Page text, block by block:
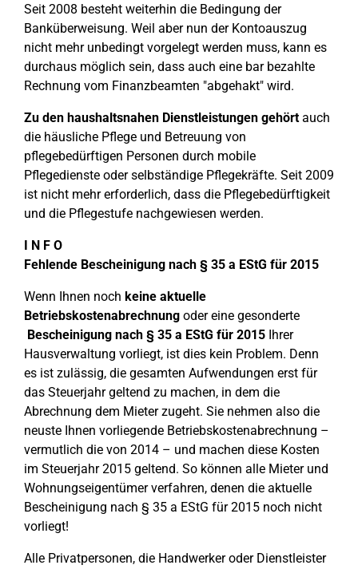
Seit 2008 besteht weiterhin die Bedingung der
Banküberweisung. Weil aber nun der Kontoauszug
nicht mehr unbedingt vorgelegt werden muss, kann es
durchaus möglich sein, dass auch eine bar bezahlte
Rechnung vom Finanzbeamten "abgehakt" wird.
Zu den haushaltsnahen Dienstleistungen gehörtauch
die häusliche Pflege und Betreuung von
pflegebedürftigen Personen durch mobile
Pflegedienste oder selbständige Pflegekräfte. Seit 2009
ist nicht mehr erforderlich, dass die Pflegebedürftigkeit
und die Pflegestufe nachgewiesen werden.
I N F O
Fehlende Bescheinigung nach § 35 a EStG für 2015
Wenn Ihnen noch keine aktuelle
Betriebskostenabrechnung oder eine gesonderte
Bescheinigung nach § 35 a EStG für 2015 Ihrer
Hausverwaltung vorliegt, ist dies kein Problem. Denn
es ist zulässig, die gesamten Aufwendungen erst für
das Steuerjahr geltend zu machen, in dem die
Abrechnung dem Mieter zugeht. Sie nehmen also die
neuste Ihnen vorliegende Betriebskostenabrechnung –
vermutlich die von 2014 – und machen diese Kosten
im Steuerjahr 2015 geltend. So können alle Mieter und
Wohnungseigentümer verfahren, denen die aktuelle
Bescheinigung nach § 35 a EStG für 2015 noch nicht
vorliegt!
Alle Privatpersonen, die Handwerker oder Dienstleister